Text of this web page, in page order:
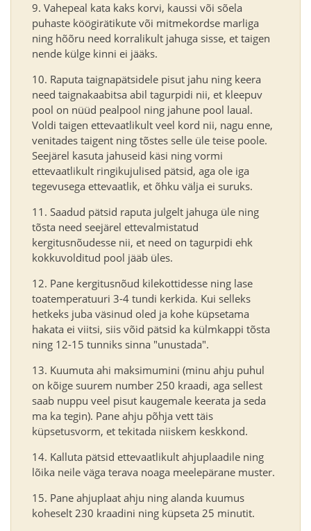
Vahepeal kata kaks korvi, kaussi või sõela
puhaste köögirätikute või mitmekordse marliga
ning hõõru need korralikult jahuga sisse, et taigen
nende külge kinni ei jääks.
Raputa taignapätsidele pisut jahu ning keera
need taignakaabitsa abil tagurpidi nii, et kleepuv
pool on nüüd pealpool ning jahune pool laual.
Voldi taigen ettevaatlikult veel kord nii, nagu enne,
venitades taigent ning tõstes selle üle teise poole.
Seejärel kasuta jahuseid käsi ning vormi
ettevaatlikult ringikujulised pätsid, aga ole iga
tegevusega ettevaatlik, et õhku välja ei suruks.
Saadud pätsid raputa julgelt jahuga üle ning
tõsta need seejärel ettevalmistatud
kergitusnõudesse nii, et need on tagurpidi ehk
kokkuvolditud pool jääb üles.
Pane kergitusnõud kilekottidesse ning lase
toatemperatuuri 3-4 tundi kerkida. Kui selleks
hetkeks juba väsinud oled ja kohe küpsetama
hakata ei viitsi, siis võid pätsid ka külmkappi tõsta
ning 12-15 tunniks sinna "unustada".
Kuumuta ahi maksimumini (minu ahju puhul
on kõige suurem number 250 kraadi, aga sellest
saab nuppu veel pisut kaugemale keerata ja seda
ma ka tegin). Pane ahju põhja vett täis
küpsetusvorm, et tekitada niiskem keskkond.
Kalluta pätsid ettevaatlikult ahjuplaadile ning
lõika neile väga terava noaga meelepärane muster.
Pane ahjuplaat ahju ning alanda kuumus
koheselt 230 kraadini ning küpseta 25 minutit.